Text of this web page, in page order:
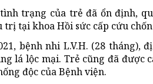
trạng của trẻ đã ổn định,
tại khoa Hồi sức cấp cứu
bệnh nhi L.V.H. (28 tháng),
lá lộc mại. Trẻ cũng đã được
độc của Bệnh viện.